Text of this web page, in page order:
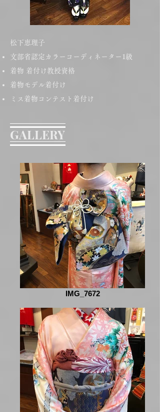
​松下恵理子
文部省認定カラーコーディネーター1級
着物 着付け教授資格
着物モデル着付け
ミス着物コンテスト着付け
GALLERY
IMG_7672